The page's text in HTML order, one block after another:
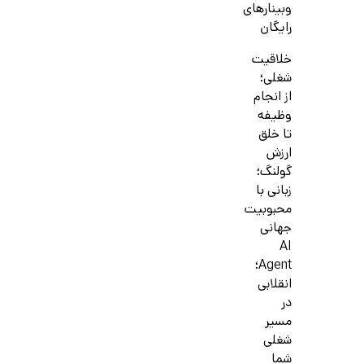
وبینارهای
رایگان
خلاقیت
شغلی؛
از انجام
وظیفه
تا خلق
ارزش
گولنگ؛
زبانی با
محبوبیت
جهانی
AI
Agent؛
انقلابی
در
مسیر
شغلی